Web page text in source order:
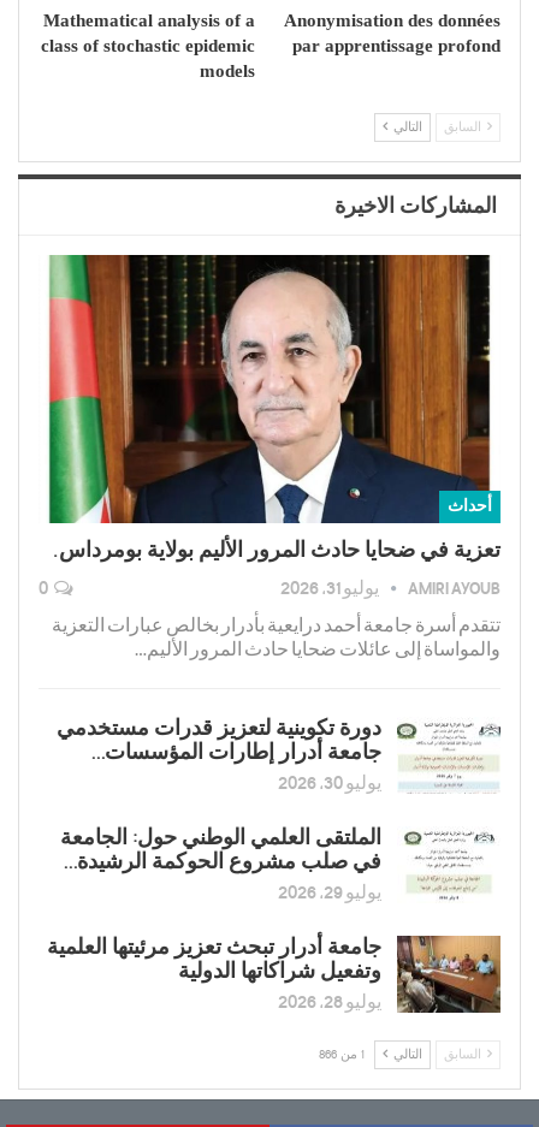
Anonymisation des données
par apprentissage profond
Mathematical analysis of a
class of stochastic epidemic
models
السابق التالي
المشاركات الاخيرة
أحداث
تعزية في ضحايا حادث المرور الأليم بولاية بومرداس.
AMIRI AYOUB يوليو 31, 2026
تتقدم أسرة جامعة أحمد درايعية بأدرار بخالص عبارات التعزية
والمواساة إلى عائلات ضحايا حادث المرور الأليم…
دورة تكوينية لتعزیز قدرات مستخدمي
جامعة أدرار إطارات المؤسسات…
يوليو 30, 2026
الملتقى العلمي الوطني حول: الجامعة
في صلب مشروع الحوكمة الرشيدة…
يوليو 29, 2026
جامعة أدرار تبحث تعزيز مرئيتها العلمية
وتفعيل شراكاتها الدولية
يوليو 28, 2026
السابق التالي 1 من 866